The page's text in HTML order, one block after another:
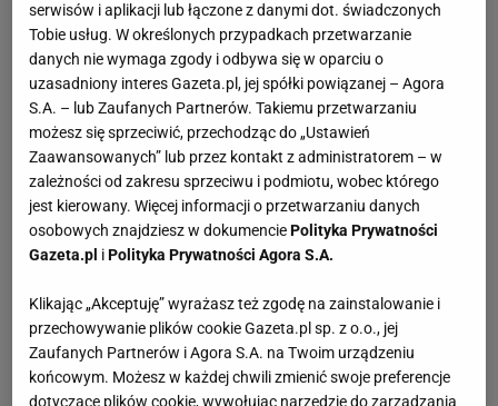
serwisów i aplikacji lub łączone z danymi dot. świadczonych
Tobie usług. W określonych przypadkach przetwarzanie
danych nie wymaga zgody i odbywa się w oparciu o
uzasadniony interes Gazeta.pl, jej spółki powiązanej – Agora
S.A. – lub Zaufanych Partnerów. Takiemu przetwarzaniu
możesz się sprzeciwić, przechodząc do „Ustawień
Zaawansowanych” lub przez kontakt z administratorem – w
zależności od zakresu sprzeciwu i podmiotu, wobec którego
jest kierowany. Więcej informacji o przetwarzaniu danych
osobowych znajdziesz w dokumenciePolityka Prywatności
Gazeta.pl iPolityka Prywatności Agora S.A.
Klikając „Akceptuję” wyrażasz też zgodę na zainstalowanie i
przechowywanie plików cookie Gazeta.pl sp. z o.o., jej
Zaufanych Partnerów i Agora S.A. na Twoim urządzeniu
końcowym. Możesz w każdej chwili zmienić swoje preferencje
dotyczące plików cookie, wywołując narzędzie do zarządzania